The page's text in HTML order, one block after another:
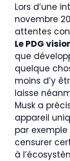
Lors d’une
novembre
attentes
Le PDG
que
quelque
moins d’y
laisse
Musk a
appareil
par
censurer
à